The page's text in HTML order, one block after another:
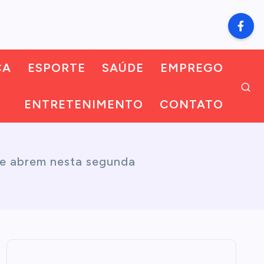
ESPORTE SAÚDE EMPREGO
ENTRETENIMENTO CONTATO
abrem nesta segunda